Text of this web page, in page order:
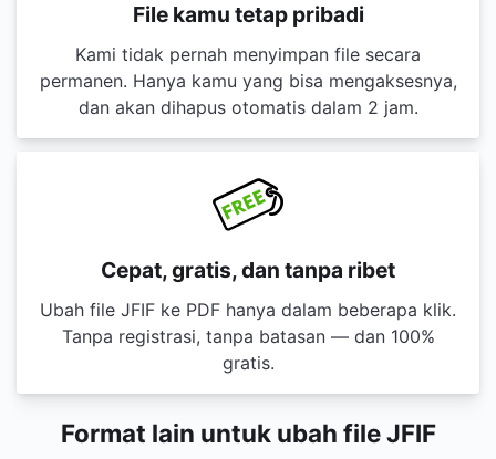
File kamu tetap pribadi
Kami tidak pernah menyimpan file secara
permanen. Hanya kamu yang bisa mengaksesnya,
dan akan dihapus otomatis dalam 2 jam.
Cepat, gratis, dan tanpa ribet
Ubah file JFIF ke PDF hanya dalam beberapa klik.
Tanpa registrasi, tanpa batasan — dan 100%
gratis.
Format lain untuk ubah file JFIF